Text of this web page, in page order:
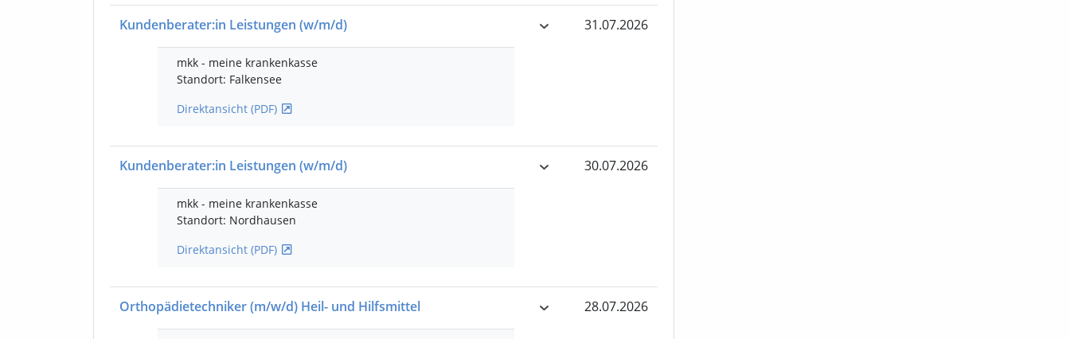
Kundenberater:in Leistungen (w/m/d)
mkk - meine krankenkasse
Standort: Falkensee
Direktansicht (PDF)
31.07.2026
Kundenberater:in Leistungen (w/m/d)
mkk - meine krankenkasse
Standort: Nordhausen
Direktansicht (PDF)
30.07.2026
Orthopädietechniker(m/w/d) Heil- und Hilfsmittel 28.07.2026